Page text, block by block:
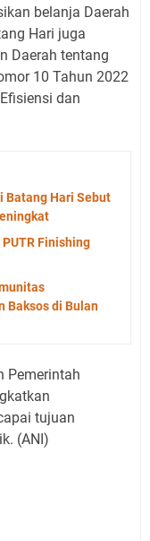
belanja Daerah
Hari juga
Daerah tentang
10 Tahun 2022
dan
Batang Hari Sebut
Finishing
Baksos di Bulan
Pemerintah
tujuan
(ANI)